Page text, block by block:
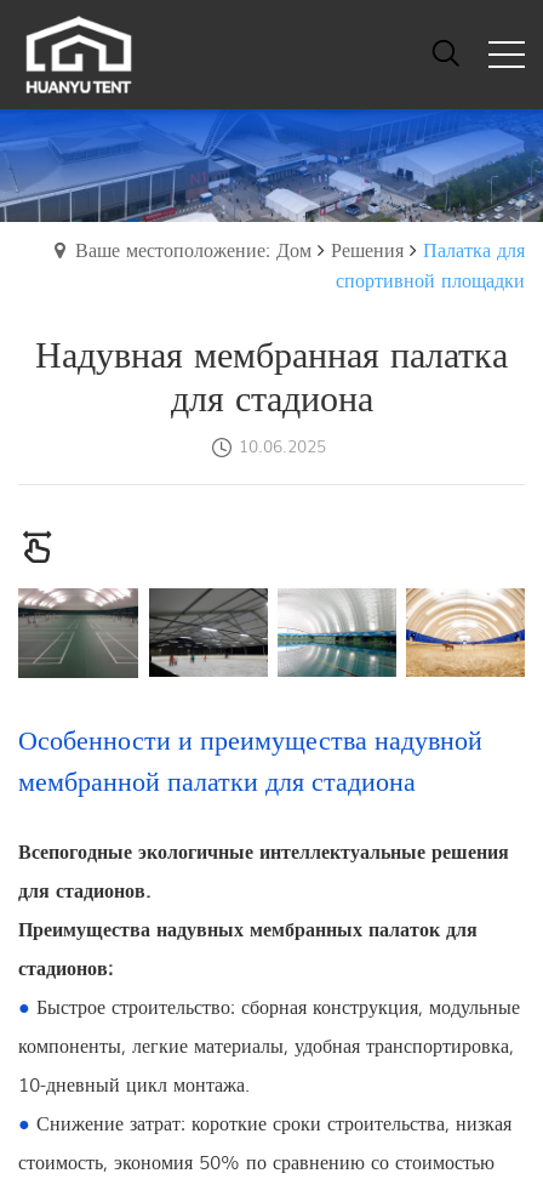
Ваше местоположение: Дом Решения
Палатка для
спортивной площадки
Надувная мембранная палатка
для стадиона
10.06.2025
Особенности и преимущества надувной
мембранной палатки для стадиона
Всепогодные экологичные интеллектуальные решения
для стадионов.
Преимущества надувных мембранных палаток для
стадионов:
● Быстрое строительство: сборная конструкция, модульные
компоненты, легкие материалы, удобная транспортировка,
10-дневный цикл монтажа.
● Снижение затрат: короткие сроки строительства, низкая
стоимость, экономия 50% по сравнению со стоимостью